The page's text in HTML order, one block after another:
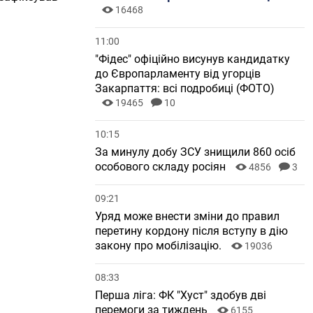
16468
11:00
"Фідес" офіційно висунув кандидатку
до Європарламенту від угорців
Закарпаття: всі подробиці (ФОТО)
19465 10
10:15
За минулу добу ЗСУ знищили 860 осіб
особового складу росіян
4856 3
09:21
Уряд може внести зміни до правил
перетину кордону після вступу в дію
закону про мобілізацію.
19036
08:33
Перша ліга: ФК "Хуст" здобув дві
перемоги за тиждень
6155